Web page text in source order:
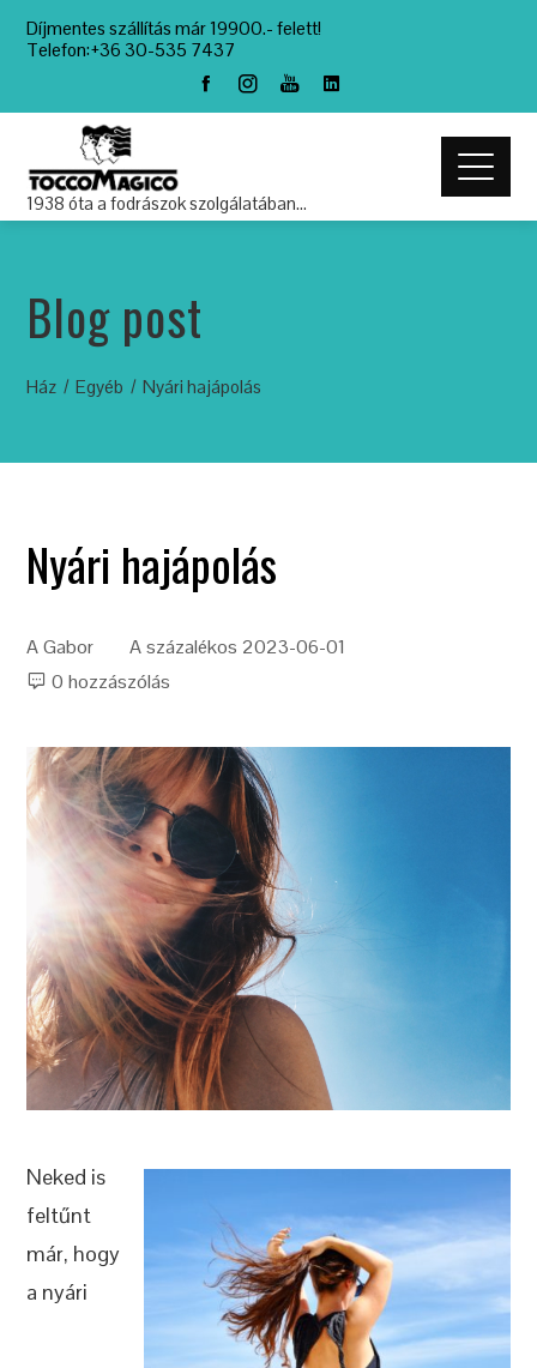
Díjmentes szállítás már 19900.- felett!
Telefon:+36 30-535 7437
1938 óta a fodrászok szolgálatában…
Blog post
Ház Egyéb Nyári hajápolás
Nyári hajápolás
AGabor A százalékos 2023-06-01
0 hozzászólás
Neked is
feltűnt
már, hogy
a nyári